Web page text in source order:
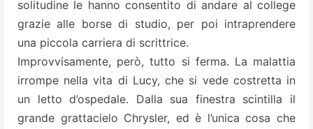
solitudine le hanno consentito di andare al college
grazie alle borse di studio, per poi intraprendere
una piccola carriera di scrittrice.
Improvvisamente, però, tutto si ferma. La malattia
irrompe nella vita di Lucy, che si vede costretta in
un letto d’ospedale. Dalla sua finestra scintilla il
grande grattacielo Chrysler, ed è l’unica cosa che